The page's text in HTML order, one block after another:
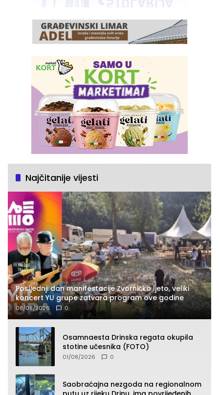
Najčitanije vijesti
Posljednji dan manifestacije Zvorničko ljeto, veliki
koncert YU grupe zatvara program ove godine
08/08/2026 0
Osamnaesta Drinska regata okupila
stotine učesnika (FOTO)
01/08/2026 0
Saobraćajna nezgoda na regionalnom